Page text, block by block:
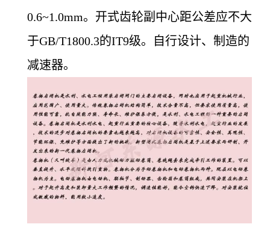
0.6~1.0mm。开式齿轮副中心距公差应不大
于GB/T1800.3的IT9级。自行设计、制造的
减速器。